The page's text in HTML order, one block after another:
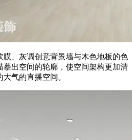
膜、灰调创意背景墙与木色地板的色
摹出空间的轮廓，使空间架构更加清
气的直播空间。